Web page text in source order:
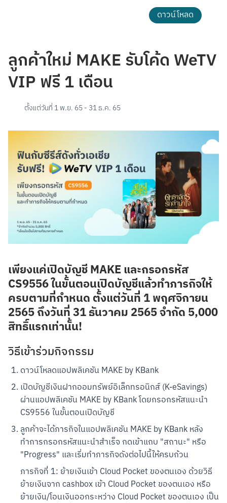
ดาวน์โหลด
ลูกค้าใหม่ MAKE รับโค้ด WeTV
VIP ฟรี 1 เดือน
ตั้งแต่วันที่ 1 พ.ย. 65- 31 ธ.ค. 65
เพียงแค่เปิดบัญชี MAKE และกรอกรหัส
CS9556 ในขั้นตอนเปิดบัญชีแล้วทำภารกิจให้
ครบตามที่กำหนด ตั้งแต่วันที่ 1 พฤศจิกายน
2565 ถึงวันที่ 31 ธันวาคม 2565 จำกัด 5,000
สิทธิ์แรกเท่านั้น!
วิธีเข้าร่วมกิจกรรม
ดาวน์โหลดแอปพลิเคชัน MAKE by KBank
เปิดบัญชีเงินฝากออมทรัพย์อิเล็กทรอนิกส์ (K-eSavings)
ผ่านแอปพลิเคชัน MAKE by KBank โดยกรอกรหัสแนะนำ
CS9556 ในขั้นตอนเปิดบัญชี
ลูกค้าจะได้ภารกิจในแอปพลิเคชัน MAKE by KBank หลัง
ทำการกรอกรหัสแนะนำสำเร็จ กดเข้าแถบ "สถานะ" หรือ
"Progress" และเริ่มทำภารกิจดังต่อไปนี้ให้ครบถ้วน
ภารกิจที่ 1: ย้ายเงินเข้า Cloud Pocket ของตนเอง ด้วยวิธี
ย้ายเงินจาก cashbox เข้า Cloud Pocket ของตนเอง หรือ
ย้ายเงิน/โอนเงินออกระหว่าง Cloud Pocket ของตนเอง เป็น